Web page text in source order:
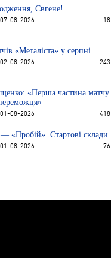
Євгене!
07-08-2026 18
«Металіста» у серпні
02-08-2026 243
«Перша частина матчу
01-08-2026 418
— «Пробій». Стартові склади
01-08-2026 76